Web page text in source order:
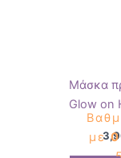
Μάσκα
Glow on
wash-
με0